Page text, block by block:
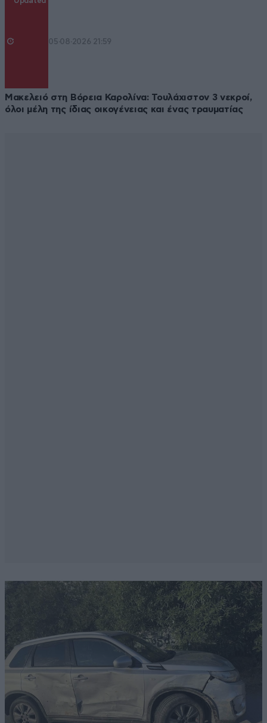
05·08·2026 21:59
Μακελειό στη Βόρεια Καρολίνα: Τουλάχιστον 3 νεκροί,
όλοι μέλη της ίδιας οικογένειας και ένας τραυματίας